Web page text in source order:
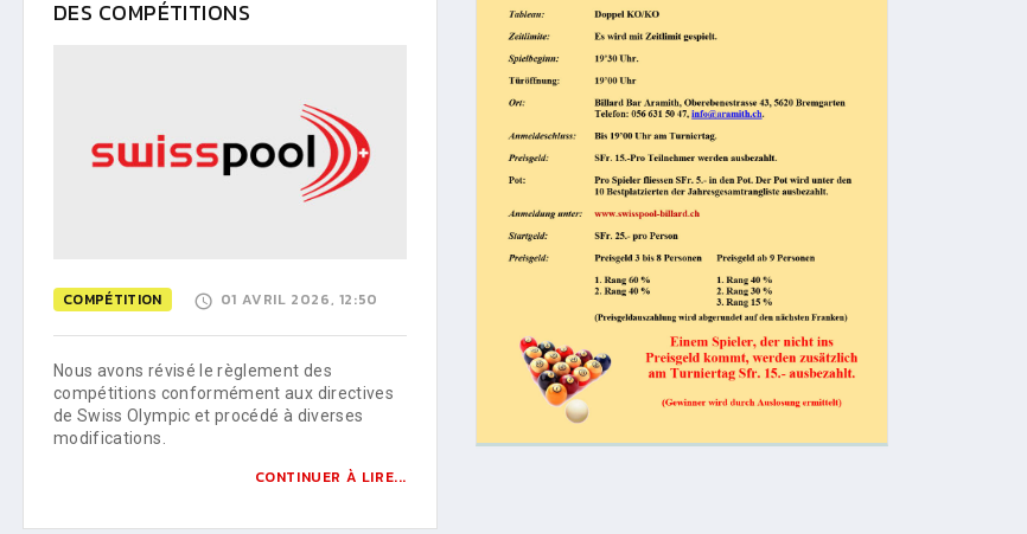
DES COMPÉTITIONS
COMPÉTITION 01 AVRIL 2026, 12:50
Nous avons révisé le règlement des
compétitions conformément aux directives
de Swiss Olympic et procédé à diverses
modifications.
CONTINUER À LIRE...